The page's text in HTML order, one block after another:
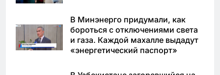
В Минэнерго придумали, как
бороться с отключениями света
и газа. Каждой махалле выдадут
«энергетический паспорт»